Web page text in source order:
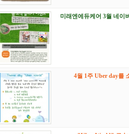
미래엔에듀케어 3월 네이
4월 1주 Uber day를